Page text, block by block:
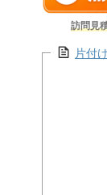
訪問見
片付